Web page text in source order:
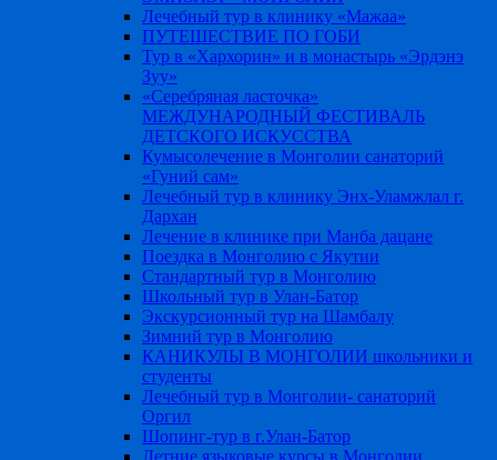
Лечебный тур в клинику «Мажаа»
ПУТЕШЕСТВИЕ ПО ГОБИ
Тур в «Хархорин» и в монастырь «Эрдэнэ
Зуу»
«Серебряная ласточка»
МЕЖДУНАРОДНЫЙ ФЕСТИВАЛЬ
ДЕТСКОГО ИСКУССТВА
Кумысолечение в Монголии санаторий
«Гуний сам»
Лечебный тур в клинику Энх-Уламжлал г.
Дархан
Лечение в клинике при Манба дацане
Поездка в Монголию c Якутии
Стандартный тур в Монголию
Школьный тур в Улан-Батор
Экскурсионный тур на Шамбалу
Зимний тур в Монголию
КАНИКУЛЫ В МОНГОЛИИ школьники и
студенты
Лечебный тур в Монголии- санаторий
Оргил
Шопинг-тур в г.Улан-Батор